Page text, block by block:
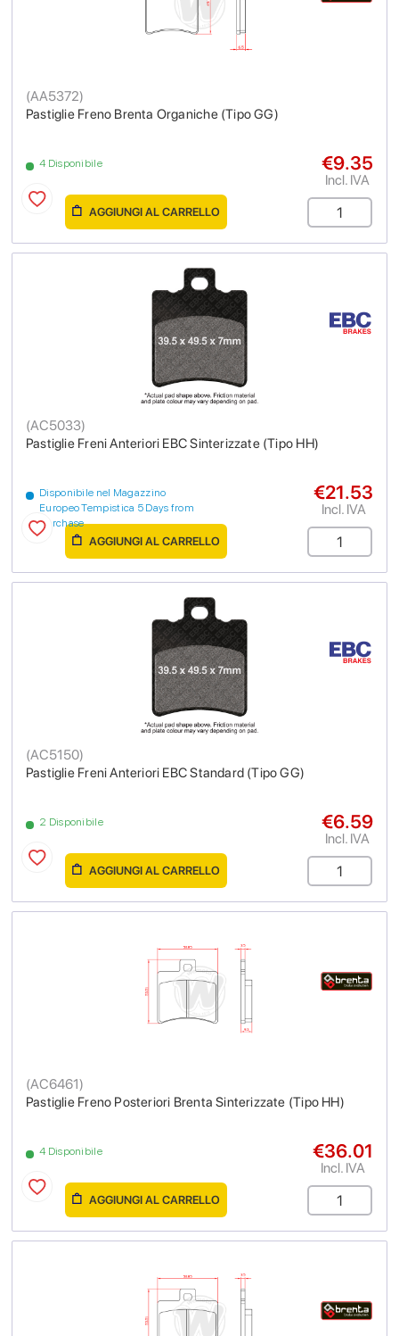
Pastiglie Freno Brenta Organiche (Tipo GG)
(AA5372)
4 Disponibile €9.35
Incl. IVA
AGGIUNGI AL CARRELLO
Pastiglie Freni Anteriori EBC Sinterizzate (Tipo HH)
(AC5033)
Disponibile nel Magazzino
Europeo Tempistica 5 Days from
purchase
€21.53
Incl. IVA
AGGIUNGI AL CARRELLO
Pastiglie Freni Anteriori EBC Standard (Tipo GG)
(AC5150)
2 Disponibile €6.59
Incl. IVA
AGGIUNGI AL CARRELLO
Pastiglie Freno Posteriori Brenta Sinterizzate (Tipo HH)
(AC6461)
4 Disponibile €36.01
Incl. IVA
AGGIUNGI AL CARRELLO